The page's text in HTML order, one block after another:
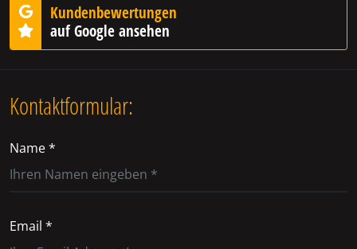
Kundenbewertungen
auf Google ansehen
Kontaktformular:
Name *
Email *